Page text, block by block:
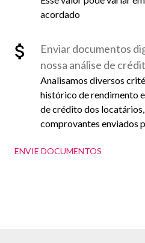
acordado
Enviar documentos
nossa análise de
Analisamos diversos
histórico de rendimento
de crédito dos
comprovantes enviados
ENVIE DOCUMENTOS